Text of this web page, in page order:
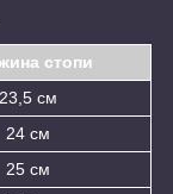
стопи
23,5 см
24 см
25 см